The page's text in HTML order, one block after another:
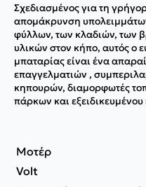
Σχεδιασμένος για τη
απομάκρυνση
φύλλων, των κλαδιών, των
υλικών στον κήπο, αυτός ο
μπαταρίας είναι ένα
επαγγελματιών ,
κηπουρών, διαμορφωτές
πάρκων και
Μοτέρ
Volt